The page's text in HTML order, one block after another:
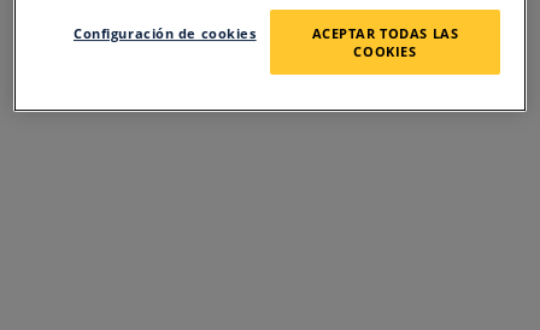
SORRY FOR THE
INCONVENIENCE
Configuración de cookies
ACEPTAR TODAS LAS
COOKIES